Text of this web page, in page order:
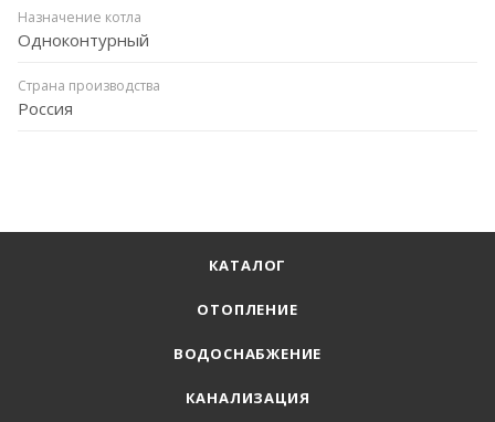
Назначение котла
Одноконтурный
Страна производства
Россия
КАТАЛОГ
ОТОПЛЕНИЕ
ВОДОСНАБЖЕНИЕ
КАНАЛИЗАЦИЯ